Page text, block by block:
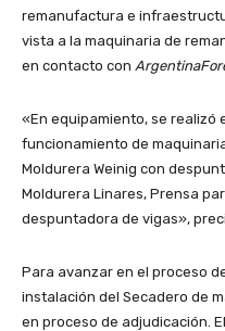
remanufactura e
vista a la maquinaria de
en contacto con
«En equipamiento, se realizó
funcionamiento de
Moldurera Weinig con
Moldurera Linares, Prensa
despuntadora de vigas»,
Para avanzar en el proceso
instalación del Secadero de
en proceso de adjudicación.